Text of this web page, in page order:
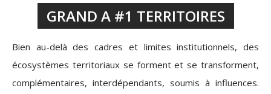
GRAND A #1 TERRITOIRES
Bien au-delà des cadres et limites institutionnels, des
écosystèmes territoriaux se forment et se transforment,
complémentaires, interdépendants, soumis à influences.